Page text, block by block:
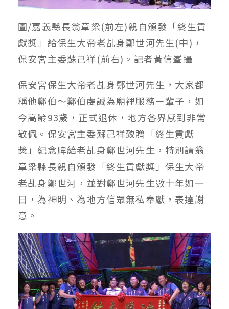
圖/嘉義縣長翁章梁(前左)親自頒發「終生貢
獻獎」給保生大帝老乩身鄭世河先生(中)，
保安宮主委蘇己祥(前右)。記者黃信峯攝
保安宮保生大帝老乩身鄭世河先生，大家都
稱他鄭伯～鄭伯虔誠為廟裡服務ㄧ輩子，如
今高齡93歲，正式退休，地方各界感到非常
敬佩。保安宮主委蘇己祥致贈「終生貢獻
獎」紀念牌給老乩身鄭世河先生，特別請翁
章梁縣長親自頒發「終生貢獻獎」保生大帝
老乩身鄭世河，並對鄭世河先生數十年如一
日，為神明、為地方信眾無私奉獻，表達謝
意。